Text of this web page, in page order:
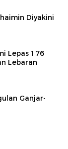
Diyakini
Lepas 176
Lebaran
Ganjar-